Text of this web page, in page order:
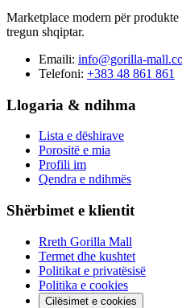
Marketplace modern për
tregun shqiptar.
Emaili: info@gorilla-
Telefoni: +383 48 861 861
Llogaria & ndihma
Lista e dëshirave
Porositë e mia
Profili im
Qendra e ndihmës
Shërbimet e klientit
Rreth Gorilla Mall
Termet dhe kushtet
Politikat e privatësisë
Politika e cookies
Cilësimet e cookies